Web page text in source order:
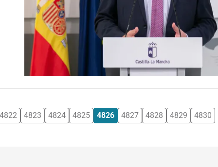
4823 4824 4825 4826 4827 4828 4829 4830